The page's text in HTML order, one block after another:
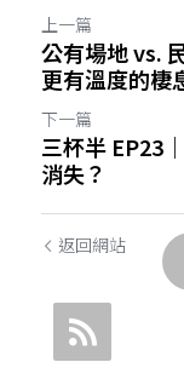
上一篇
公有場地 vs.
更有溫度的棲
下一篇
三杯半 EP23
消失？
返回網站